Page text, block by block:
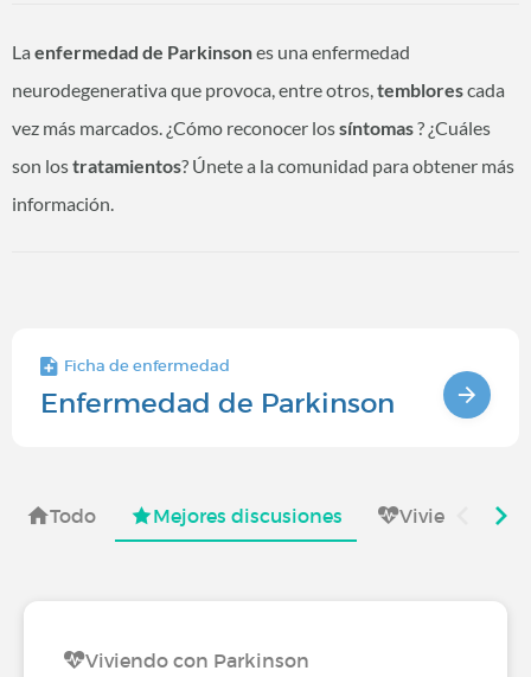
La enfermedad de Parkinsones una enfermedad
neurodegenerativa que provoca, entre otros,temblorescada
vez más marcados. ¿Cómo reconocer lossíntomas? ¿Cuáles
son lostratamientos? Únete a la comunidad para obtener más
información.
Ficha de enfermedad
Enfermedad de Parkinson
Todo Mejores discusiones Viviendo con
Viviendo con Parkinson